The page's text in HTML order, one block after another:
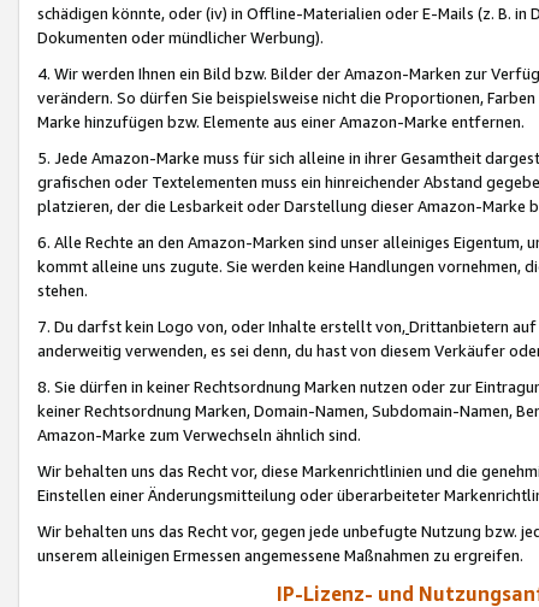
schädigen könnte, oder (iv) in Offline-Materialien oder E-Mails (z. B. in
Dokumenten oder mündlicher Werbung).
4. Wir werden Ihnen ein Bild bzw. Bilder der Amazon-Marken zur
verändern. So dürfen Sie beispielsweise nicht die Proportionen,
Marke hinzufügen bzw. Elemente aus einer Amazon-Marke entfernen.
5. Jede Amazon-Marke muss für sich alleine in ihrer Gesamtheit
grafischen oder Textelementen muss ein hinreichender Abstand
platzieren, der die Lesbarkeit oder Darstellung dieser Amazon-Marke
6. Alle Rechte an den Amazon-Marken sind unser alleiniges
kommt alleine uns zugute. Sie werden keine Handlungen vornehmen,
stehen.
7. Du darfst kein Logo von, oder Inhalte erstellt von,Drittanbietern auf
anderweitig verwenden, es sei denn, du hast von diesem Verkäufer
8. Sie dürfen in keiner Rechtsordnung Marken nutzen oder zur
keiner Rechtsordnung Marken, Domain-Namen, Subdomain-Namen,
Amazon-Marke zum Verwechseln ähnlich sind.
Wir behalten uns das Recht vor, diese Markenrichtlinien und die
Einstellen einer Änderungsmitteilung oder überarbeiteter
Wir behalten uns das Recht vor, gegen jede unbefugte Nutzung bzw.
unserem alleinigen Ermessen angemessene Maßnahmen zu ergreifen.
IP-Lizenz- und